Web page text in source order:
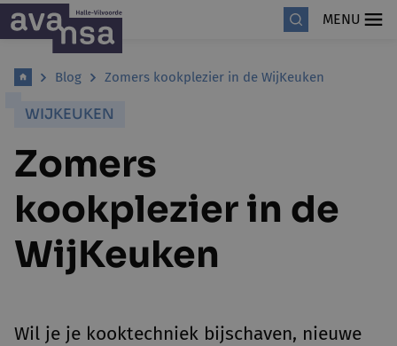
MENU
Blog Zomers kookplezier in de WijKeuken
WIJKEUKEN
Zomers
kookplezier in de
WijKeuken
Wil je je kooktechniek bijschaven, nieuwe